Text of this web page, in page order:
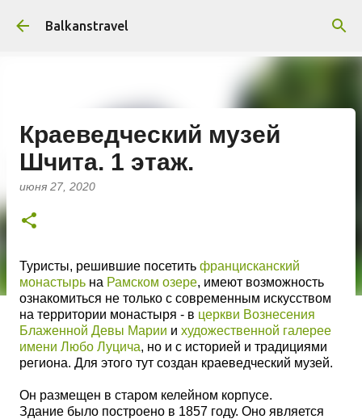
К основному контенту
Balkanstravel
Краеведческий музей
Шчита. 1 этаж.
июня 27, 2020
Туристы, решившие посетить францисканский
монастырь на Рамском озере, имеют возможность
ознакомиться не только с современным искусством
на территории монастыря - в церкви Вознесения
Блаженной Девы Марии и художественной галерее
имени Любо Луцича, но и с историей и традициями
региона. Для этого тут создан краеведческий музей.
Он размещен в старом келейном корпусе.
Здание было построено в 1857 году. Оно является